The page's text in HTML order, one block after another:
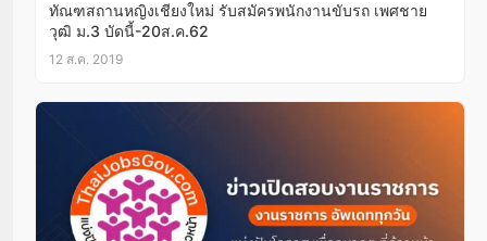
ทัณฑสถานหญิงเชียงใหม่ รับสมัครพนักงานขับรถ เพศชาย
วุฒิ ม.3 บัดนี้-20ส.ค.62
12 ส.ค. 2019